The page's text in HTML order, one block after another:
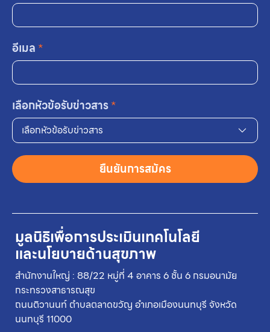
มูลนิธิเพื่อการประเมินเทคโนโลยี
และนโยบายด้านสุขภาพ
สำนักงานใหญ่ : 88/22 หมู่ที่ 4 อาคาร 6 ชั้น 6 กรมอนามัย
กระทรวงสาธารณสุข
ถนนติวานนท์ ตำบลตลาดขวัญ อำเภอเมืองนนทบุรี จังหวัด
นนทบุรี 11000
อีเมล *
เลือกหัวข้อรับข่าวสาร*
เลือกหัวข้อรับข่าวสาร
ยืนยันการสมัคร